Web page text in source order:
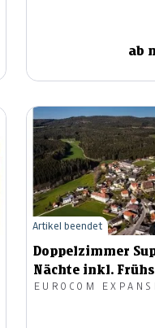
ab
Doppelzimmer
Nächte inkl.
EUROCOM
Artikel beendet